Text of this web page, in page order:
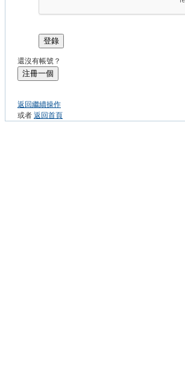
登錄
還沒有帳號？
注冊一個
返回繼續操作
或者 返回首頁